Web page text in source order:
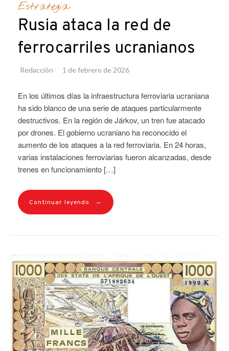
Estrategia
Rusia ataca la red de
ferrocarriles ucranianos
Redacción 1 de febrero de 2026
En los últimos días la infraestructura ferroviaria ucraniana
ha sido blanco de una serie de ataques particularmente
destructivos. En la región de Járkov, un tren fue atacado
por drones. El gobierno ucraniano ha reconocido el
aumento de los ataques a la red ferroviaria. En 24 horas,
varias instalaciones ferroviarias fueron alcanzadas, desde
trenes en funcionamiento […]
Continuar leyendo →